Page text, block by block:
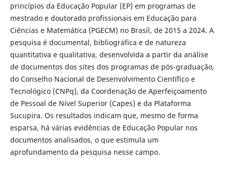
princípios da Educação Popular (EP) em programas de
mestrado e doutorado profissionais em Educação para
Ciências e Matemática (PGECM) no Brasil, de 2015 a 2024. A
pesquisa é documental, bibliográfica e de natureza
quantitativa e qualitativa, desenvolvida a partir da análise
de documentos dos sites dos programas de pós-graduação,
do Conselho Nacional de Desenvolvimento Científico e
Tecnológico (CNPq), da Coordenação de Aperfeiçoamento
de Pessoal de Nível Superior (Capes) e da Plataforma
Sucupira. Os resultados indicam que, mesmo de forma
esparsa, há várias evidências de Educação Popular nos
documentos analisados, o que estimula um
aprofundamento da pesquisa nesse campo.